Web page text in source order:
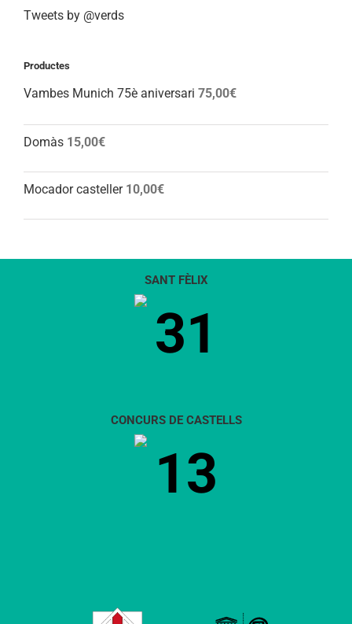
Tweets by @verds
Productes
Vambes Munich 75è aniversari 75,00€
Domàs 15,00€
Mocador casteller 10,00€
SANT FÈLIX
31
CONCURS DE CASTELLS
13